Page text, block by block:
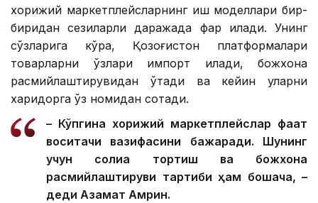
хорижий маркетплейсларнинг иш моделлари бир-
биридан сезиларли даражада фарқ қилади. Унинг
сўзларига кўра, Қозоғистон платформалари
товарларни ўзлари импорт қилади, божхона
расмийлаштирувидан ўтади ва кейин уларни
харидорга ўз номидан сотади.
– Кўпгина хорижий маркетплейслар фақат
воситачи вазифасини бажаради. Шунинг
учун солиққа тортиш ва божхона
расмийлаштируви тартиби ҳам бошқача, –
деди Азамат Амрин.